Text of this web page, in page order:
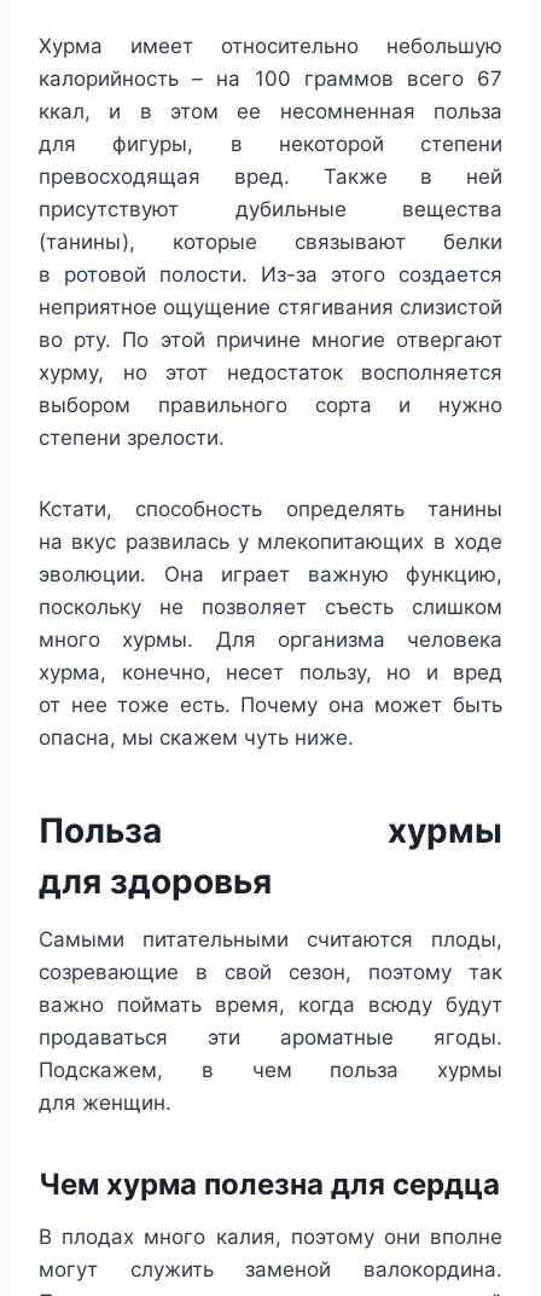
Хурма имеет относительно небольшую
калорийность – на 100 граммов всего 67
ккал, и в этом ее несомненная польза
для фигуры, в некоторой степени
превосходящая вред. Также в ней
присутствуют дубильные вещества
(танины), которые связывают белки
в ротовой полости. Из-за этого создается
неприятное ощущение стягивания слизистой
во рту. По этой причине многие отвергают
хурму, но этот недостаток восполняется
выбором правильного сорта и нужно
степени зрелости.
Кстати, способность определять танины
на вкус развилась у млекопитающих в ходе
эволюции. Она играет важную функцию,
поскольку не позволяет съесть слишком
много хурмы. Для организма человека
хурма, конечно, несет пользу, но и вред
от нее тоже есть. Почему она может быть
опасна, мы скажем чуть ниже.
Польза хурмы
для здоровья
Самыми питательными считаются плоды,
созревающие в свой сезон, поэтому так
важно поймать время, когда всюду будут
продаваться эти ароматные ягоды.
Подскажем, в чем польза хурмы
для женщин.
Чем хурма полезна для сердца
В плодах много калия, поэтому они вполне
могут служить заменой валокордина.